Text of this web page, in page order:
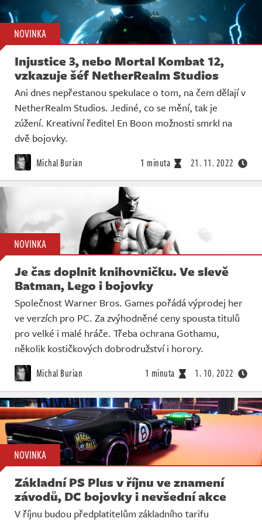
NOVINKA
Injustice 3, nebo Mortal Kombat 12,
vzkazuje šéf NetherRealm Studios
Ani dnes nepřestanou spekulace o tom, na čem dělají v
NetherRealm Studios. Jediné, co se mění, tak je
zúžení. Kreativní ředitel En Boon možnosti smrkl na
dvě bojovky.
Michal Burian 1 minuta 21. 11. 2022
NOVINKA
Je čas doplnit knihovničku. Ve slevě
Batman, Lego i bojovky
Společnost Warner Bros. Games pořádá výprodej her
ve verzích pro PC. Za zvýhodněné ceny spousta titulů
pro velké i malé hráče. Třeba ochrana Gothamu,
několik kostičkových dobrodružství i horory.
Michal Burian 1 minuta 1. 10. 2022
NOVINKA
Základní PS Plus v říjnu ve znamení
závodů, DC bojovky i nevšední akce
V říjnu budou předplatitelům základního tarifu